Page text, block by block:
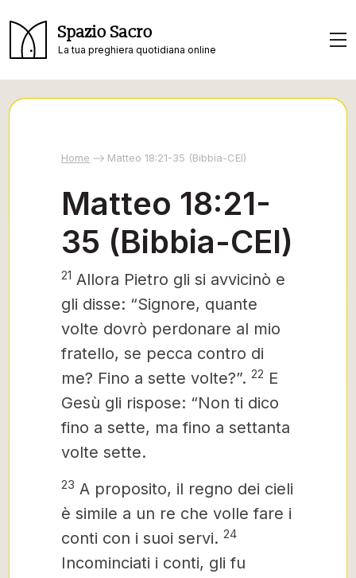
Spazio Sacro
La tua preghiera quotidiana online
Home Matteo 18:21-35 (Bibbia-CEI)
Matteo 18:21-
35 (Bibbia-CEI)
21 Allora Pietro gli si avvicinò e
gli disse: “Signore, quante
volte dovrò perdonare al mio
fratello, se pecca contro di
me? Fino a sette volte?”. 22 E
Gesù gli rispose: “Non ti dico
fino a sette, ma fino a settanta
volte sette.
23 A proposito, il regno dei cieli
è simile a un re che volle fare i
conti con i suoi servi. 24
Incominciati i conti, gli fu